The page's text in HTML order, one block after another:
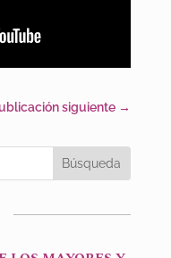
siguiente →